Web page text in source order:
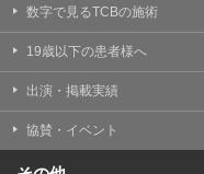
数字で見るTCBの施術
19歳以下の患者様へ
出演・掲載実績
協賛・イベント